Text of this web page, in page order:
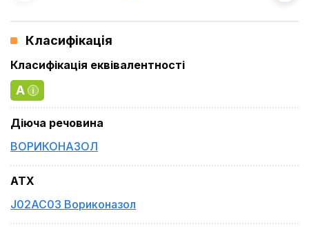
Класифікація
Класифікація еквівалентності
A
Діюча речовина
ВОРИКОНАЗОЛ
ATX
J02AC03 Вориконазол